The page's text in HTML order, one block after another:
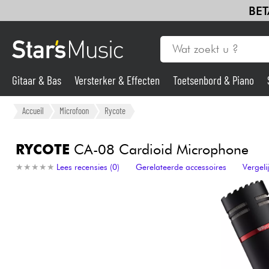
Gitaar & Bas
Synths & samplers
Gitaar & Bas Versterker & Effecten Toetsenbord & Piano
Accueil Microfoon Rycote
RYCOTE CA-08 Cardioid Microphone
★ ★ ★ ★ ★
★ ★ ★ ★ ★ Lees recensies (0) Gerelateerde accessoires